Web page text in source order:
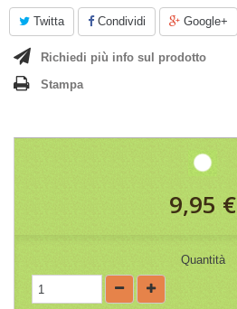
Twitta Condividi Google+
Richiedi più info sul prodotto
Stampa
9,95 €
Quantità